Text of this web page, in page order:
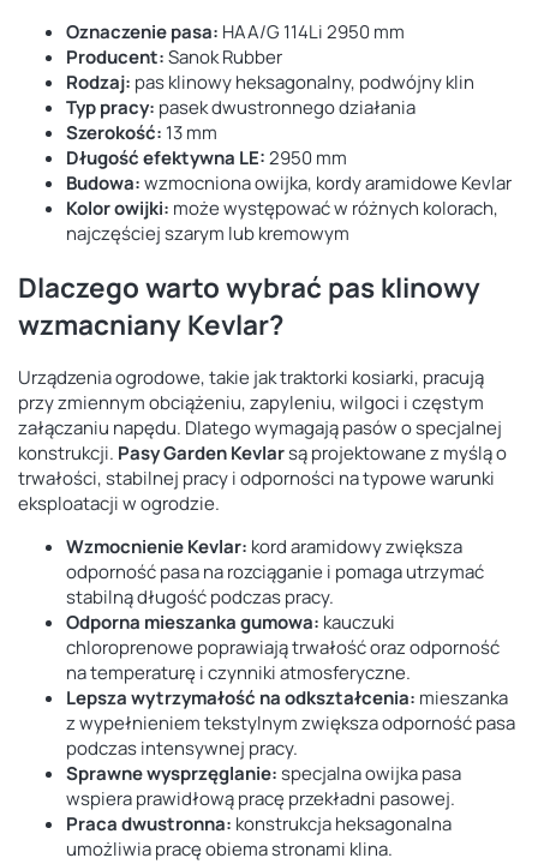
Oznaczenie pasa: HAA/G 114Li 2950 mm
Producent:Sanok Rubber
Rodzaj: pas klinowy heksagonalny, podwójny klin
Typ pracy: pasek dwustronnego działania
Szerokość: 13 mm
Długość efektywna LE:2950 mm
Budowa:wzmocniona owijka, kordy aramidowe Kevlar
Kolor owijki: może występować w różnych kolorach,
najczęściej szarym lub kremowym
Dlaczego warto wybrać pas klinowy
wzmacniany Kevlar?
Urządzenia ogrodowe, takie jak traktorki kosiarki, pracują
przy zmiennym obciążeniu, zapyleniu, wilgoci i częstym
załączaniu napędu. Dlatego wymagają pasów o specjalnej
konstrukcji. Pasy Garden Kevlarsą projektowane z myślą o
trwałości, stabilnej pracy i odporności na typowe warunki
eksploatacji w ogrodzie.
Wzmocnienie Kevlar: kord aramidowy zwiększa
odporność pasa na rozciąganie i pomaga utrzymać
stabilną długość podczas pracy.
Odporna mieszanka gumowa: kauczuki
chloroprenowe poprawiają trwałość oraz odporność
na temperaturę i czynniki atmosferyczne.
Lepsza wytrzymałość na odkształcenia: mieszanka
z wypełnieniem tekstylnym zwiększa odporność pasa
podczas intensywnej pracy.
Sprawne wysprzęglanie:specjalna owijka pasa
wspiera prawidłową pracę przekładni pasowej.
Praca dwustronna: konstrukcja heksagonalna
umożliwia pracę obiema stronami klina.